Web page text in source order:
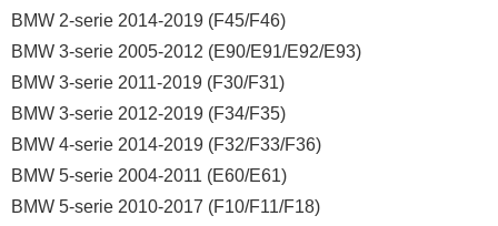
BMW 2-serie 2014-2019 (F45/F46)
BMW 3-serie 2005-2012 (E90/E91/E92/E93)
BMW 3-serie 2011-2019 (F30/F31)
BMW 3-serie 2012-2019 (F34/F35)
BMW 4-serie 2014-2019 (F32/F33/F36)
BMW 5-serie 2004-2011 (E60/E61)
BMW 5-serie 2010-2017 (F10/F11/F18)